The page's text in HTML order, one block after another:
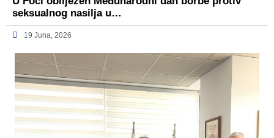
seksualnog nasilja u…
19 Juna, 2026